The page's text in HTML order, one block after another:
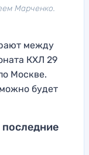
Марченко.
между
КХЛ 29
Москве.
будет